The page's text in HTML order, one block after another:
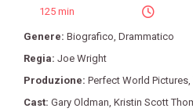
125 min
Genere: Biografico Drammatico
Regia: Joe Wright
Produzione: Perfect World Pictures
Cast: Gary Oldman Kristin Scott